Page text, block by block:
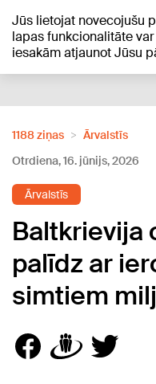
Jūs lietojat novecojušu
lapas funkcionalitāte
iesakām atjaunot Jūsu
+24°C
1188 ziņas
Ārvalstīs
Otrdiena, 16. jūnijs, 2026
Ārvalstīs
Baltkrievija
palīdz ar
simtiem